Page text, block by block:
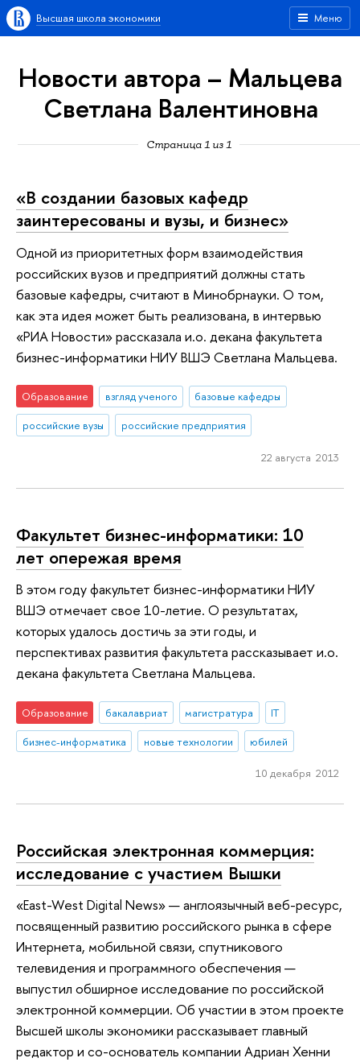
Меню
Высшая школа экономики
Новости автора – Мальцева
Светлана Валентиновна
Страница 1 из 1
«В создании базовых кафедр
заинтересованы и вузы, и бизнес»
Одной из приоритетных форм взаимодействия
российских вузов и предприятий должны стать
базовые кафедры, считают в Минобрнауки. О том,
как эта идея может быть реализована, в интервью
«РИА Новости» рассказала и.о. декана факультета
бизнес-информатики НИУ ВШЭ Светлана Мальцева.
Образование взгляд ученого
базовые кафедры
российские вузы
российские предприятия
22 августа 2013
Факультет бизнес-информатики: 10
лет опережая время
В этом году факультет бизнес-информатики НИУ
ВШЭ отмечает свое 10-летие. О результатах,
которых удалось достичь за эти годы, и
перспективах развития факультета рассказывает и.о.
декана факультета Светлана Мальцева.
Образование бакалавриат магистратура
IT
бизнес-информатика
новые технологии юбилей
10 декабря 2012
Российская электронная коммерция:
исследование с участием Вышки
«East-West Digital News» — англоязычный веб-ресурс,
посвященный развитию российского рынка в сфере
Интернета, мобильной связи, спутникового
телевидения и программного обеспечения —
выпустил обширное исследование по российской
электронной коммерции. Об участии в этом проекте
Высшей школы экономики рассказывает главный
редактор и со-основатель компании Адриан Хенни